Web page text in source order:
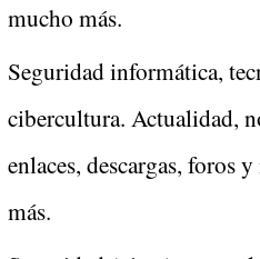
mucho más.
Seguridad informática,
cibercultura. Actualidad,
enlaces, descargas, foros
más.